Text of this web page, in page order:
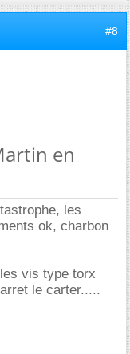
#8
en
les
ok, charbon
vis type torx
le carter.....